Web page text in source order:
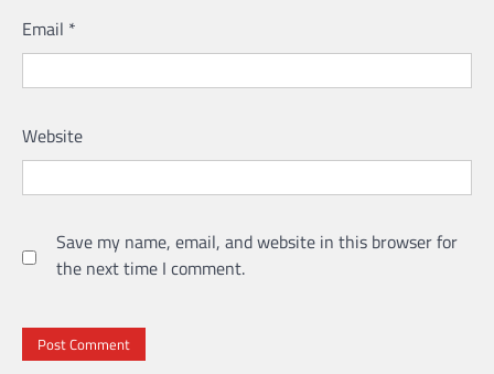
Email *
Website
Save my name, email, and website in this browser for
the next time I comment.